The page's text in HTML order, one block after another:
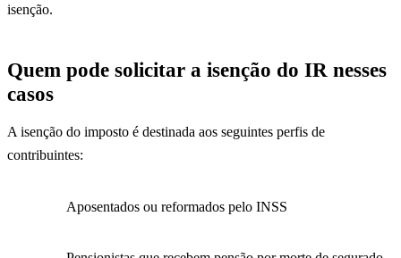
isenção.
Quem pode solicitar a isenção do IR nesses
casos
A isenção do imposto é destinada aos seguintes perfis de
contribuintes:
Aposentados ou reformados pelo INSS